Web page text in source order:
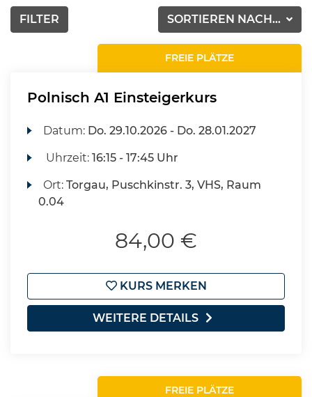
SORTIEREN NACH...
FILTER
FREIE PLÄTZE
Polnisch A1 Einsteigerkurs
Datum: Do. 29.10.2026 - Do. 28.01.2027
Uhrzeit:16:15 - 17:45 Uhr
Ort:Torgau, Puschkinstr. 3, VHS, Raum
0.04
84,00 €
KURS MERKEN
WEITERE DETAILS
FREIE PLÄTZE